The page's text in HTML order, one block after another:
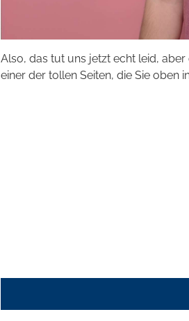
Also, das tut uns jetzt echt leid,
einer der tollen Seiten, die Sie oben